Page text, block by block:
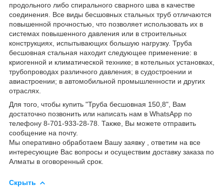
продольного либо спирального сварного шва в качестве
соединения. Все виды бесшовных стальных труб отличаются
повышенной прочностью, что позволяет использовать их в
системах повышенного давления или в строительных
конструкциях, испытывающих большую нагрузку. Труба
бесшовная стальная находит следующее применение: в
криогенной и климатической технике; в котельных установках,
трубопроводах различного давления; в судостроении и
авиастроении; в автомобильной промышленности и других
отраслях.
Для того, чтобы купить "Труба бесшовная 150,8", Вам
достаточно позвонить или написать нам в WhatsApp по
телефону 8-701-933-28-78. Также, Вы можете отправить
сообщение на почту.
Мы оперативно обработаем Вашу заявку , ответим на все
интересующие Вас вопросы и осуществим доставку заказа по
Алматы в оговоренный срок.
Скрыть